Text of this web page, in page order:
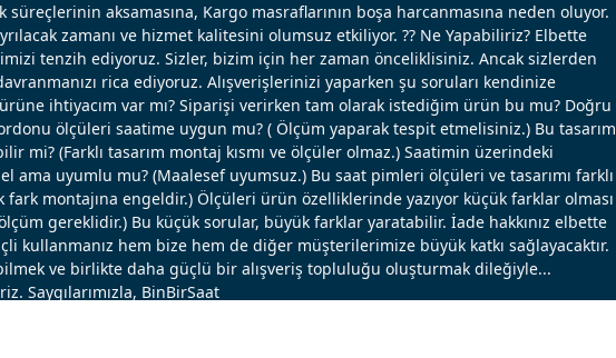
aksamasına, Kargo masraflarının boşa harcanmasına neden oluyor.
zamanı ve hizmet kalitesini olumsuz etkiliyor. ?? Ne Yapabiliriz? Elbette
tenzih ediyoruz. Sizler, bizim için her zaman önceliklisiniz. Ancak sizlerden
rica ediyoruz. Alışverişlerinizi yaparken şu soruları kendinize
ihtiyacım var mı? Siparişi verirken tam olarak istediğim ürün bu mu? Doğru
ölçüleri saatime uygun mu? ( Ölçüm yaparak tespit etmelisiniz.) Bu tasarım
mi? (Farklı tasarım montaj kısmı ve ölçüler olmaz.) Saatimin üzerindeki
ama uyumlu mu? (Maalesef uyumsuz.) Bu saat pimleri ölçüleri ve tasarımı farklı
fark montajına engeldir.) Ölçüleri ürün özelliklerinde yazıyor küçük farklar olması
gereklidir.) Bu küçük sorular, büyük farklar yaratabilir. İade hakkınız elbette
kullanmanız hem bize hem de diğer müşterilerimize büyük katkı sağlayacaktır.
ve birlikte daha güçlü bir alışveriş topluluğu oluşturmak dileğiyle...
Saygılarımızla, BinBirSaat